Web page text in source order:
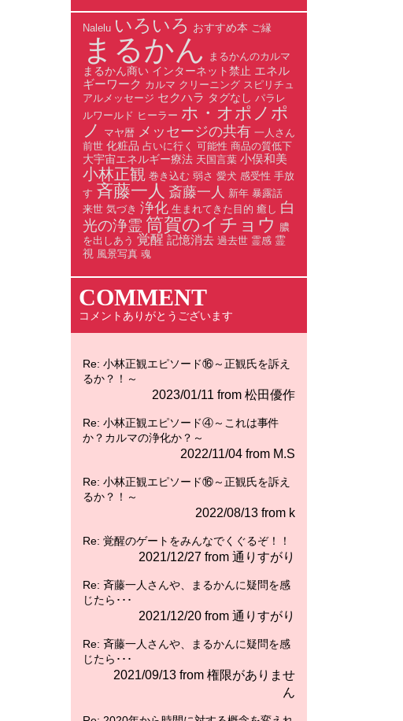
Nalelu いろいろ おすすめ本 ご縁
まるかん まるかんのカルマ
まるかん商い インターネット禁止 エネル
ギーワーク カルマ クリーニング スピリチュ
アルメッセージ セクハラ タグなし パラレ
ルワールド ヒーラー ホ・オポノポ
ノ
マヤ暦 メッセージの共有 一人さん
前世 化粧品 占いに行く 可能性 商品の質低下
大宇宙エネルギー療法 天国言葉 小俣和美
小林正観 巻き込む 弱さ 愛犬 感受性 手放
す 斉藤一人 斎藤一人 新年 暴露話
来世 気づき 浄化 生まれてきた目的 癒し 白
光の浄霊 筒賀のイチョウ 膿
を出しあう 覚醒 記憶消去 過去世 霊感 霊
視 風景写真 魂
COMMENT
コメントありがとうございます
Re: 小林正観エピソード⑯～正観氏を訴え
るか？！～
2023/01/11 from 松田優作
Re: 小林正観エピソード④～これは事件
か？カルマの浄化か？～
2022/11/04 from M.S
Re: 小林正観エピソード⑯～正観氏を訴え
るか？！～
2022/08/13 from k
Re: 覚醒のゲートをみんなでくぐるぞ！！
2021/12/27 from 通りすがり
Re: 斉藤一人さんや、まるかんに疑問を感
じたら･･･
2021/12/20 from 通りすがり
Re: 斉藤一人さんや、まるかんに疑問を感
じたら･･･
2021/09/13 from 権限がありませ
ん